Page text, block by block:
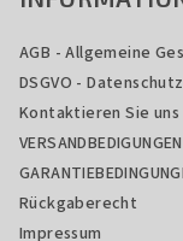
AGB - Allgemeine
DSGVO -
Kontaktieren Sie uns
VERSANDBEDIGUNGEN
Rückgaberecht
Impressum